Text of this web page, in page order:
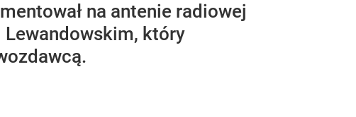
na antenie radiowej
Lewandowskim, który